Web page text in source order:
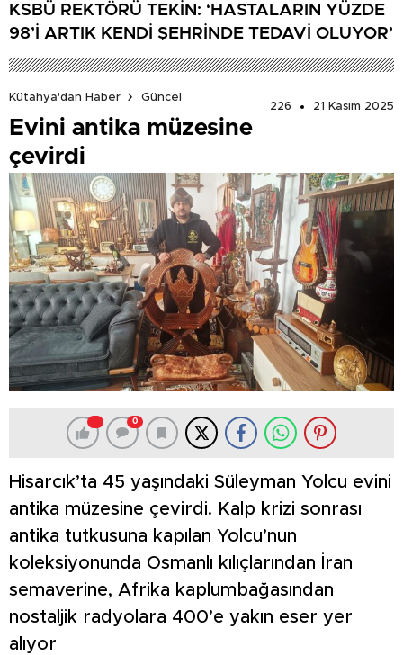
KSBÜ REKTÖRÜ TEKİN: ‘HASTALARIN YÜZDE
98’İ ARTIK KENDİ ŞEHRİNDE TEDAVİ OLUYOR’
Kütahya'dan Haber
Güncel
226
21 Kasım 2025
Evini antika müzesine
çevirdi
0
Hisarcık’ta 45 yaşındaki Süleyman Yolcu evini
antika müzesine çevirdi. Kalp krizi sonrası
antika tutkusuna kapılan Yolcu’nun
koleksiyonunda Osmanlı kılıçlarından İran
semaverine, Afrika kaplumbağasından
nostaljik radyolara 400’e yakın eser yer
alıyor